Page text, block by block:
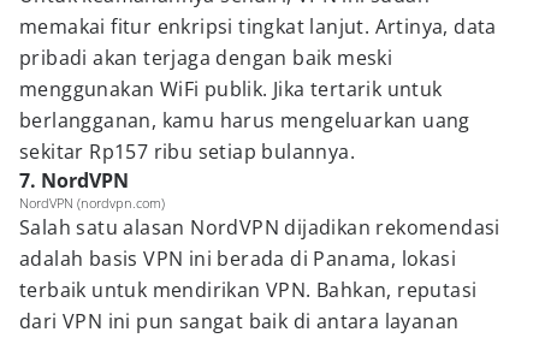
memakai fitur enkripsi tingkat lanjut. Artinya, data
pribadi akan terjaga dengan baik meski
menggunakan WiFi publik. Jika tertarik untuk
berlangganan, kamu harus mengeluarkan uang
sekitar Rp157 ribu setiap bulannya.
7. NordVPN
NordVPN (nordvpn.com)
Salah satu alasan NordVPN dijadikan rekomendasi
adalah basis VPN ini berada di Panama, lokasi
terbaik untuk mendirikan VPN. Bahkan, reputasi
dari VPN ini pun sangat baik di antara layanan